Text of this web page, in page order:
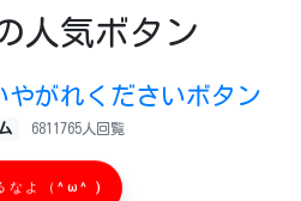
人気ボタン
やがれくださいボタン
6811765人回覧
なよ（^ω^ )